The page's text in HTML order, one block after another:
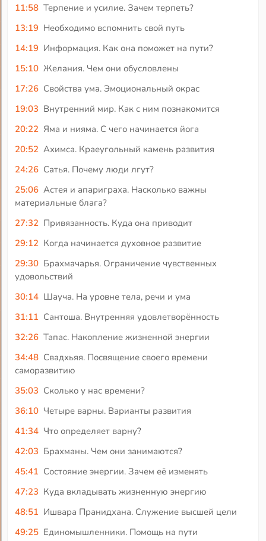
11:58 Терпение и усилие. Зачем терпеть?
13:19 Необходимо вспомнить свой путь
14:19 Информация. Как она поможет на пути?
15:10 Желания. Чем они обусловлены
17:26 Свойства ума. Эмоциональный окрас
19:03 Внутренний мир. Как с ним познакомится
20:22 Яма и нияма. С чего начинается йога
20:52 Ахимса. Краеугольный камень развития
24:26 Сатья. Почему люди лгут?
25:06 Астея и апариграха. Насколько важны
материальные блага?
27:32 Привязанность. Куда она приводит
29:12 Когда начинается духовное развитие
29:30 Брахмачарья. Ограничение чувственных
удовольствий
30:14 Шауча. На уровне тела, речи и ума
31:11 Сантоша. Внутренняя удовлетворённость
32:26 Тапас. Накопление жизненной энергии
34:48 Свадхьяя. Посвящение своего времени
саморазвитию
35:03 Сколько у нас времени?
36:10 Четыре варны. Варианты развития
41:34 Что определяет варну?
42:03 Брахманы. Чем они занимаются?
45:41 Состояние энергии. Зачем её изменять
47:23 Куда вкладывать жизненную энергию
48:51 Ишвара Пранидхана. Служение высшей цели
49:25 Единомышленники. Помощь на пути